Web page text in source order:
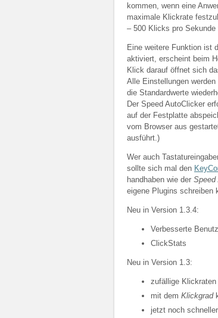
kommen, wenn eine
maximale Klickrate
– 500 Klicks pro Sekunde
Eine weitere Funktion ist
aktiviert, erscheint beim
Klick darauf öffnet sich
Alle Einstellungen
die Standardwerte
Der Speed AutoClicker
auf der Festplatte
vom Browser aus
ausführt.)
Wer auch
sollte sich mal den
handhaben wie der Speed
eigene Plugins schreiben
Neu in Version 1.3.4:
Verbesserte
ClickStats
Neu in Version 1.3:
zufällige
mit dem Klickgrad
jetzt noch